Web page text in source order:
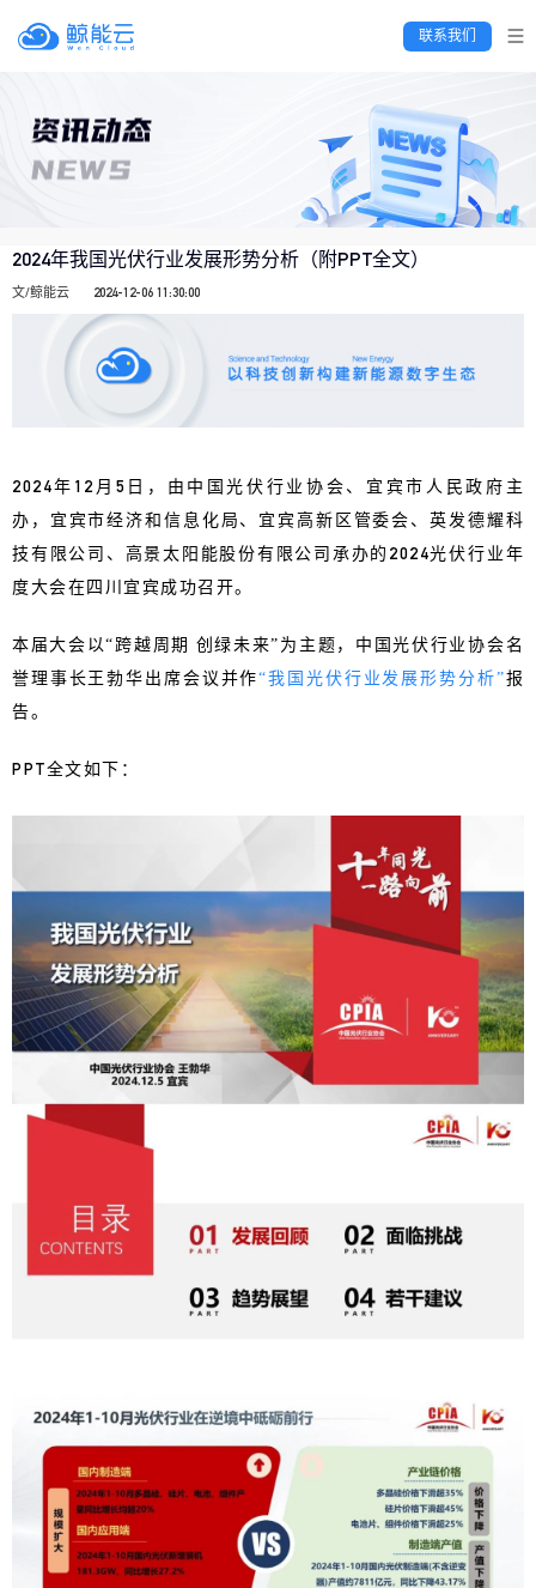
2024年我国光伏行业发展形势分析（附PPT全文）
文/鲸能云 2024-12-06 11:30:00
2024年12月5日，由中国光伏行业协会、宜宾市人民政府主
办，宜宾市经济和信息化局、宜宾高新区管委会、英发德耀科
技有限公司、高景太阳能股份有限公司承办的2024光伏行业年
度大会在四川宜宾成功召开。
本届大会以“跨越周期 创绿未来”为主题，中国光伏行业协会名
誉理事长王勃华出席会议并作“我国光伏行业发展形势分析”报
告。
PPT全文如下：